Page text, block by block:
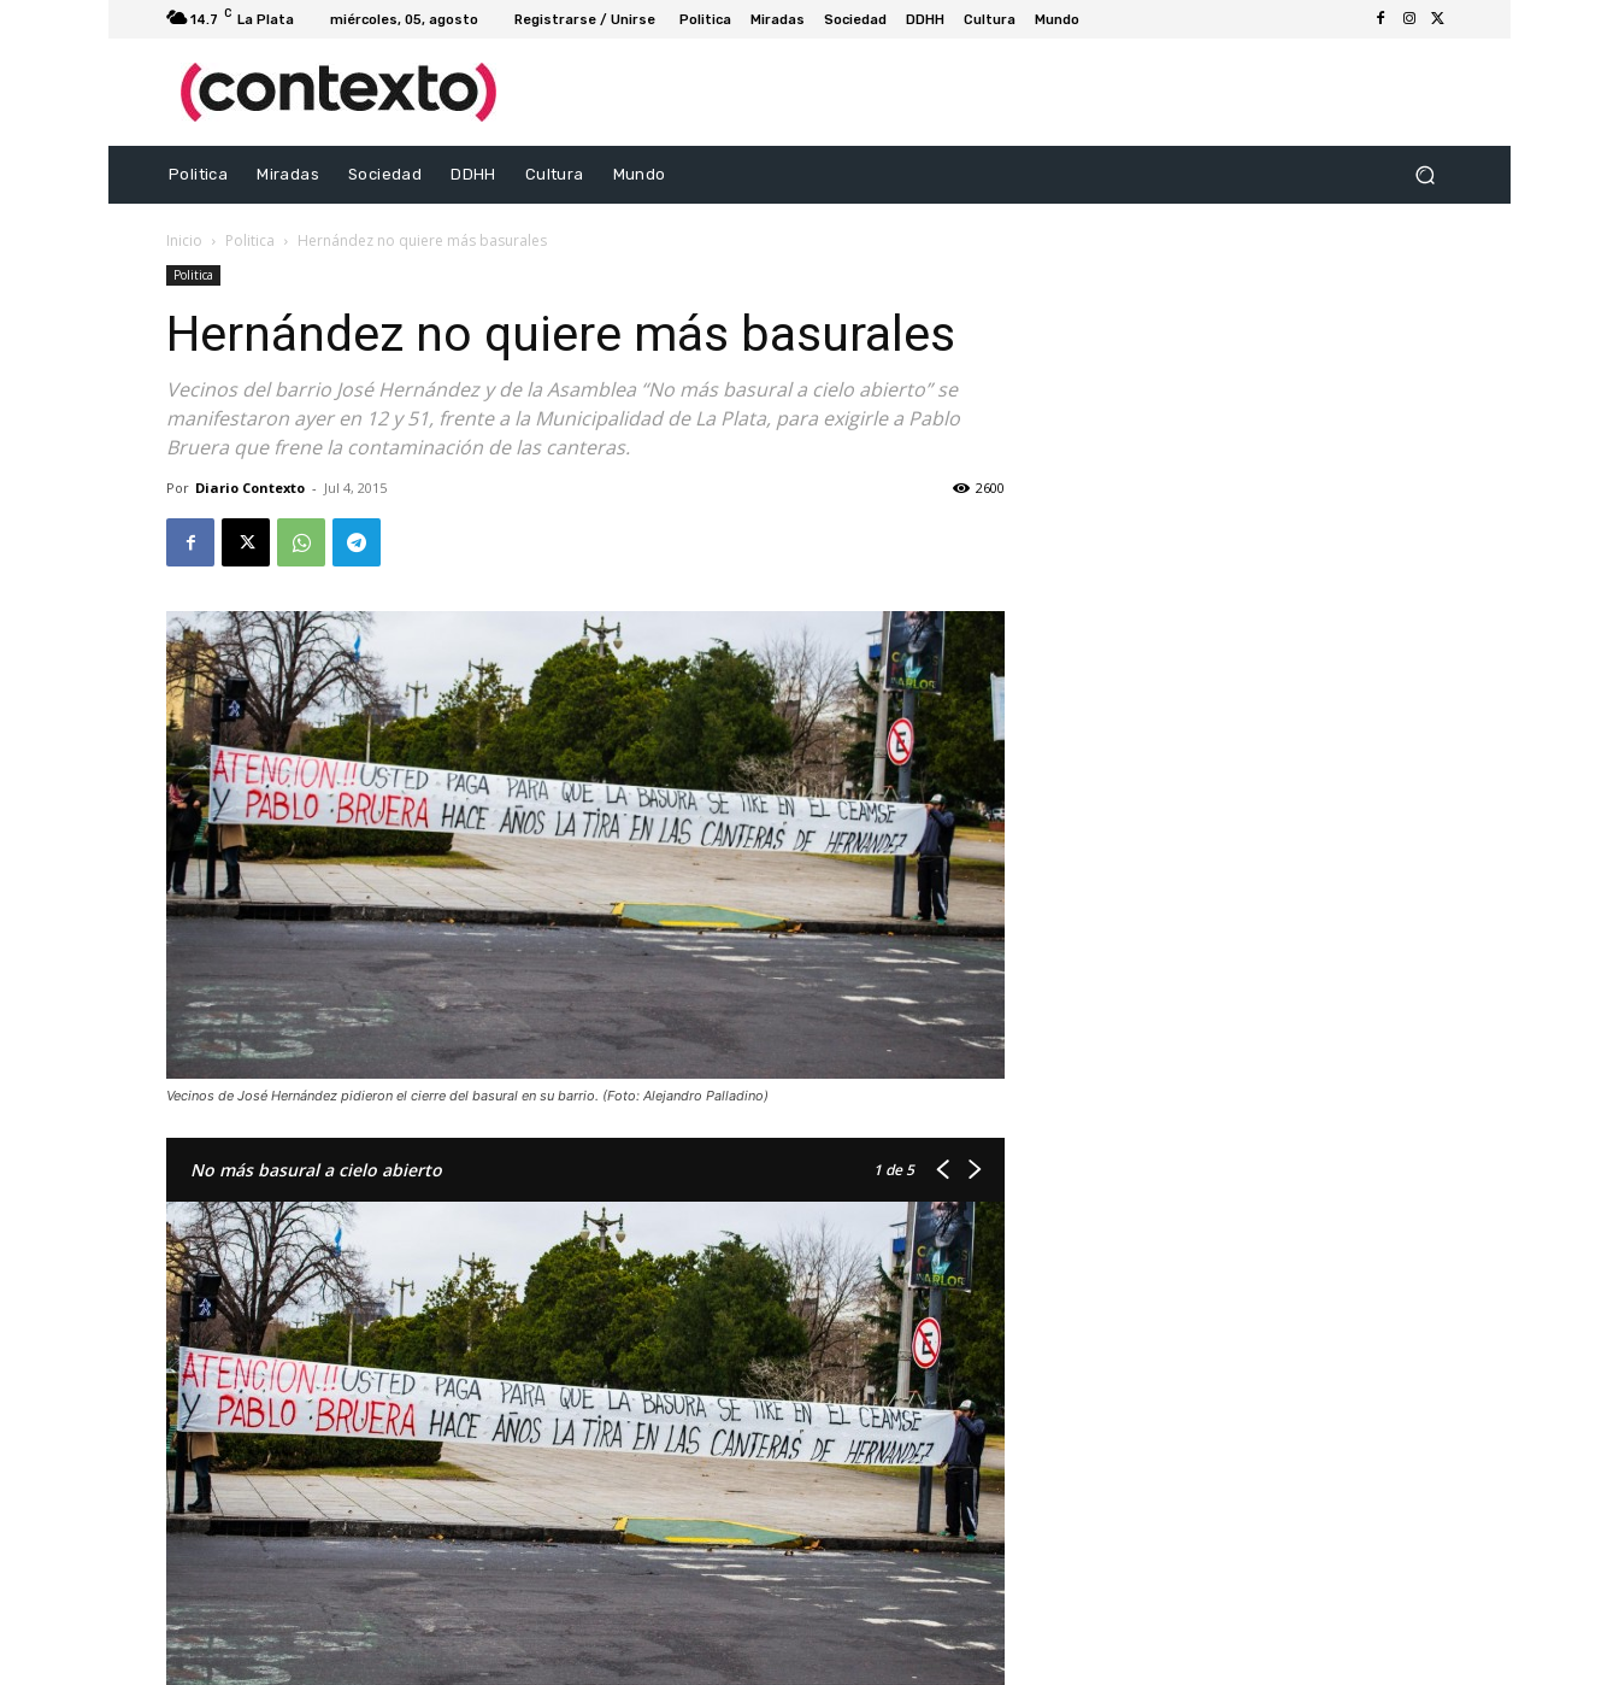
14.7 C La Plata miércoles, 05, agosto Registrarse / Unirse Politica Miradas Sociedad DDHH Cultura Mundo
Politica Miradas Sociedad DDHH Cultura Mundo
Inicio Politica Hernández no quiere más basurales
Politica
Hernández no quiere más basurales
Vecinos del barrio José Hernández y de la Asamblea “No más basural a cielo abierto” se
manifestaron ayer en 12 y 51, frente a la Municipalidad de La Plata, para exigirle a Pablo
Bruera que frene la contaminación de las canteras.
Por Diario Contexto - Jul 4, 2015 2600
Vecinos de José Hernández pidieron el cierre del basural en su barrio. (Foto: Alejandro Palladino)
No más basural a cielo abierto 1 de 5